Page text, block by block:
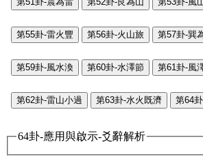
第55卦-雷火豐 第56卦-火山旅 第57卦-巽
第59卦-風水渙 第60卦-水澤節 第61卦-風
第62卦-雷山小過 第63卦-水火既濟 第64
64卦-應用與啟示-爻辭解析